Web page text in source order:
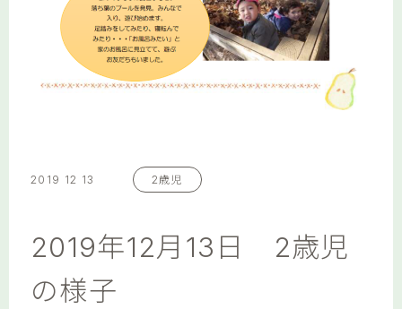
2019 12 13 2歳児
2019年12月13日 2歳児
の様子